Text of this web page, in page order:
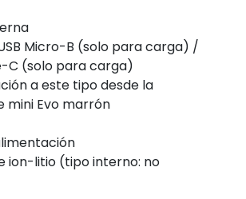
Micro-B (solo para carga) /
C (solo para carga)
a este tipo desde la
mini Evo marrón
litio (tipo interno: no